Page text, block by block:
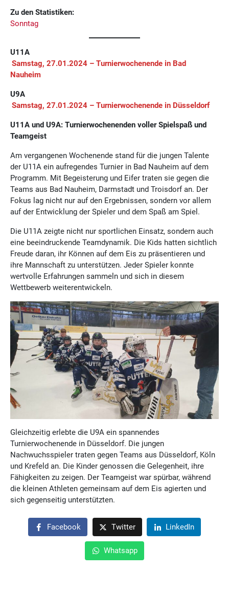
Zu den Statistiken:
Sonntag
U11A
Samstag, 27.01.2024 – Turnierwochenende in Bad
Nauheim
U9A
Samstag, 27.01.2024 – Turnierwochenende in Düsseldorf
U11A und U9A: Turnierwochenenden voller Spielspaß und
Teamgeist
Am vergangenen Wochenende stand für die jungen Talente
der U11A ein aufregendes Turnier in Bad Nauheim auf dem
Programm. Mit Begeisterung und Eifer traten sie gegen die
Teams aus Bad Nauheim, Darmstadt und Troisdorf an. Der
Fokus lag nicht nur auf den Ergebnissen, sondern vor allem
auf der Entwicklung der Spieler und dem Spaß am Spiel.
Die U11A zeigte nicht nur sportlichen Einsatz, sondern auch
eine beeindruckende Teamdynamik. Die Kids hatten sichtlich
Freude daran, ihr Können auf dem Eis zu präsentieren und
ihre Mannschaft zu unterstützen. Jeder Spieler konnte
wertvolle Erfahrungen sammeln und sich in diesem
Wettbewerb weiterentwickeln.
Gleichzeitig erlebte die U9A ein spannendes
Turnierwochenende in Düsseldorf. Die jungen
Nachwuchsspieler traten gegen Teams aus Düsseldorf, Köln
und Krefeld an. Die Kinder genossen die Gelegenheit, ihre
Fähigkeiten zu zeigen. Der Teamgeist war spürbar, während
die kleinen Athleten gemeinsam auf dem Eis agierten und
sich gegenseitig unterstützten.
Facebook Twitter LinkedIn
Whatsapp